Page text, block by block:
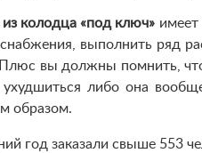
колодца «под ключ» имеет
выполнить ряд
вы должны помнить,
ухудшиться либо она
образом.
год заказали свыше 553